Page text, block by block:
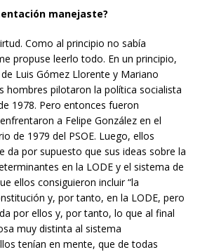
manejaste?
Como al principio no sabía
propuse leerlo todo. En un principio,
Luis Gómez Llorente y Mariano
hombres pilotaron la política socialista
1978. Pero entonces fueron
a Felipe González en el
de 1979 del PSOE. Luego, ellos
da por supuesto que sus ideas sobre la
en la LODE y el sistema de
ellos consiguieron incluir “la
y, por tanto, en la LODE, pero
por ellos y, por tanto, lo que al final
muy distinta al sistema
tenían en mente, que de todas